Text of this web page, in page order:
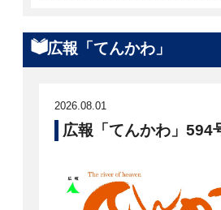
広報「てんかわ」
2026.08.01
広報「てんかわ」594